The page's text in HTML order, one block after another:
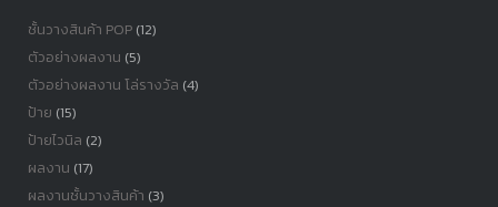
ชั้นวางสินค้า POP(12)
ตัวอย่างผลงาน (5)
ตัวอย่างผลงาน โล่รางวัล (4)
ป้าย (15)
ป้ายไวนิล (2)
ผลงาน (17)
ผลงานชั้นวางสินค้า (3)